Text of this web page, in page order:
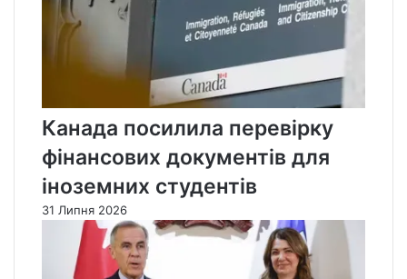
Канада посилила перевірку
фінансових документів для
іноземних студентів
31 Липня 2026